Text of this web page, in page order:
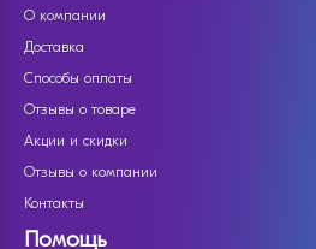
О компании
Доставка
Способы оплаты
Отзывы о товаре
Акции и скидки
Отзывы о компании
Контакты
Помощь